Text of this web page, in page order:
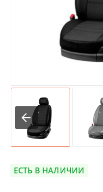
ЕСТЬ В НАЛИЧИИ